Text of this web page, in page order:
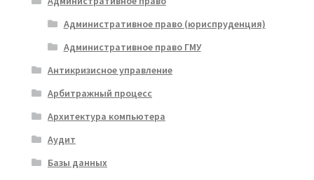
Административное право (юриспруденция)
Административное право ГМУ
Антикризисное управление
Арбитражный процесс
Архитектура компьютера
Аудит
Базы данных